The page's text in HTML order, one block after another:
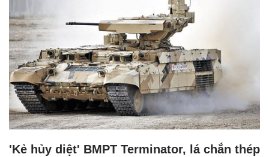
'Kẻ hủy diệt' BMPT Terminator, lá chắn thép